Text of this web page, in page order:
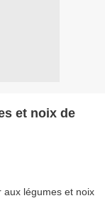
et noix de